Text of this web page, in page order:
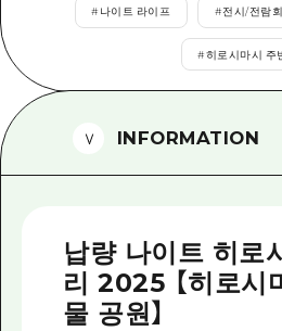
자주 묻는 질문
사진 다운로드
# 나이트 라이프 #전시/전람회
#히로시마시 주
INFORMATION
납량 나이트 히로
리 2025 【히로시
물 공원】